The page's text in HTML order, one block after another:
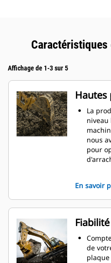
Affichage de 1-3 sur 5
La
niveau
nous
pour
double
frotte
La
En savoir
de